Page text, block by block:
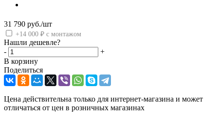
31 790 руб./шт
+14 000 ₽ с монтажом
Нашли дешевле?
-
+
В корзину
Поделиться
Цена действительна только для интернет-магазина и может
отличаться от цен в розничных магазинах